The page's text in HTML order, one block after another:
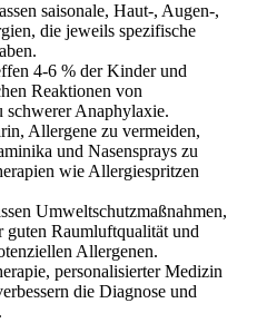
saisonale, Haut-, Augen-,
die jeweils spezifische
4-6 % der Kinder und
Reaktionen von
schwerer Anaphylaxie.
Allergene zu vermeiden,
und Nasensprays zu
wie Allergiespritzen
Umweltschutzmaßnahmen,
guten Raumluftqualität und
Allergenen.
personalisierter Medizin
die Diagnose und